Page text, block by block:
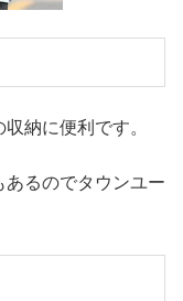
納に便利です。
るのでタウンユー